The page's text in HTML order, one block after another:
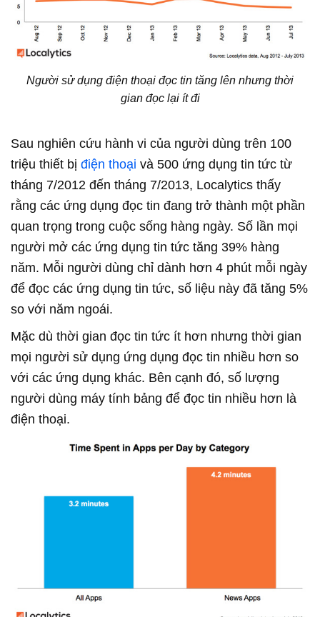
Người sử dụng điện thoại đọc tin tăng lên nhưng thời
gian đọc lại ít đi
Sau nghiên cứu hành vi của người dùng trên 100
triệu thiết bị điện thoại và 500 ứng dụng tin tức từ
tháng 7/2012 đến tháng 7/2013, Localytics thấy
rằng các ứng dụng đọc tin đang trở thành một phần
quan trọng trong cuộc sống hàng ngày. Số lần mọi
người mở các ứng dụng tin tức tăng 39% hàng
năm. Mỗi người dùng chỉ dành hơn 4 phút mỗi ngày
để đọc các ứng dụng tin tức, số liệu này đã tăng 5%
so với năm ngoái.
Mặc dù thời gian đọc tin tức ít hơn nhưng thời gian
mọi người sử dụng ứng dụng đọc tin nhiều hơn so
với các ứng dụng khác. Bên cạnh đó, số lượng
người dùng máy tính bảng để đọc tin nhiều hơn là
điện thoại.